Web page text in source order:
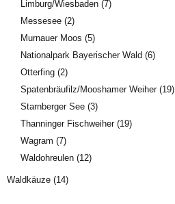
Limburg/Wiesbaden (7)
Messesee (2)
Murnauer Moos (5)
Nationalpark Bayerischer Wald (6)
Otterfing (2)
Spatenbräufilz/Mooshamer Weiher(19)
Starnberger See (3)
Thanninger Fischweiher(19)
Wagram (7)
Waldohreulen (12)
Waldkäuze (14)